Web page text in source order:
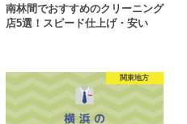
南林間でおすすめのクリーニング
店5選！スピード仕上げ・安い
関東地方